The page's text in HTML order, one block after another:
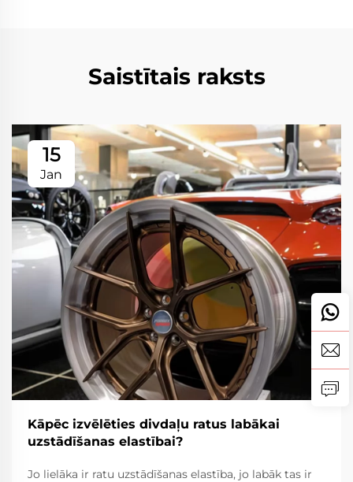
Saistītais raksts
15
Jan
Kāpēc izvēlēties divdaļu ratus labākai
uzstādīšanas elastībai?
Jo lielāka ir ratu uzstādīšanas elastība, jo labāk tas ir